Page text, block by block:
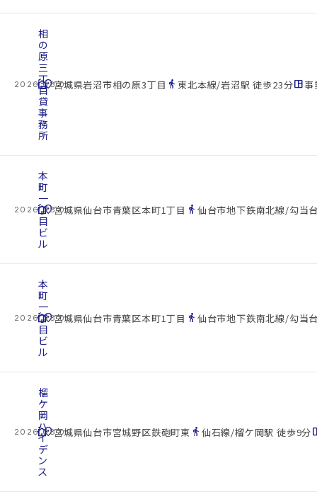
2026.08.09
cottage
相
の
原
三
丁
目
貸
事
務
所
location_on宮城県岩沼市相の原3丁目 directions_walk 東北本線/岩沼駅 徒歩23分space_dashboard事
2026.08.09
cottage
本
町
一
丁
目
ビ
ル
location_on宮城県仙台市青葉区本町1丁目 directions_walk 仙台市地下鉄南北線/勾当
2026.08.09
cottage
本
町
一
丁
目
ビ
ル
location_on宮城県仙台市青葉区本町1丁目 directions_walk 仙台市地下鉄南北線/勾当
2026.08.09
cottage
榴
ケ
岡
ハ
イ
デ
ン
ス
location_on宮城県仙台市宮城野区鉄砲町東 directions_walk 仙石線/榴ケ岡駅 徒歩9分